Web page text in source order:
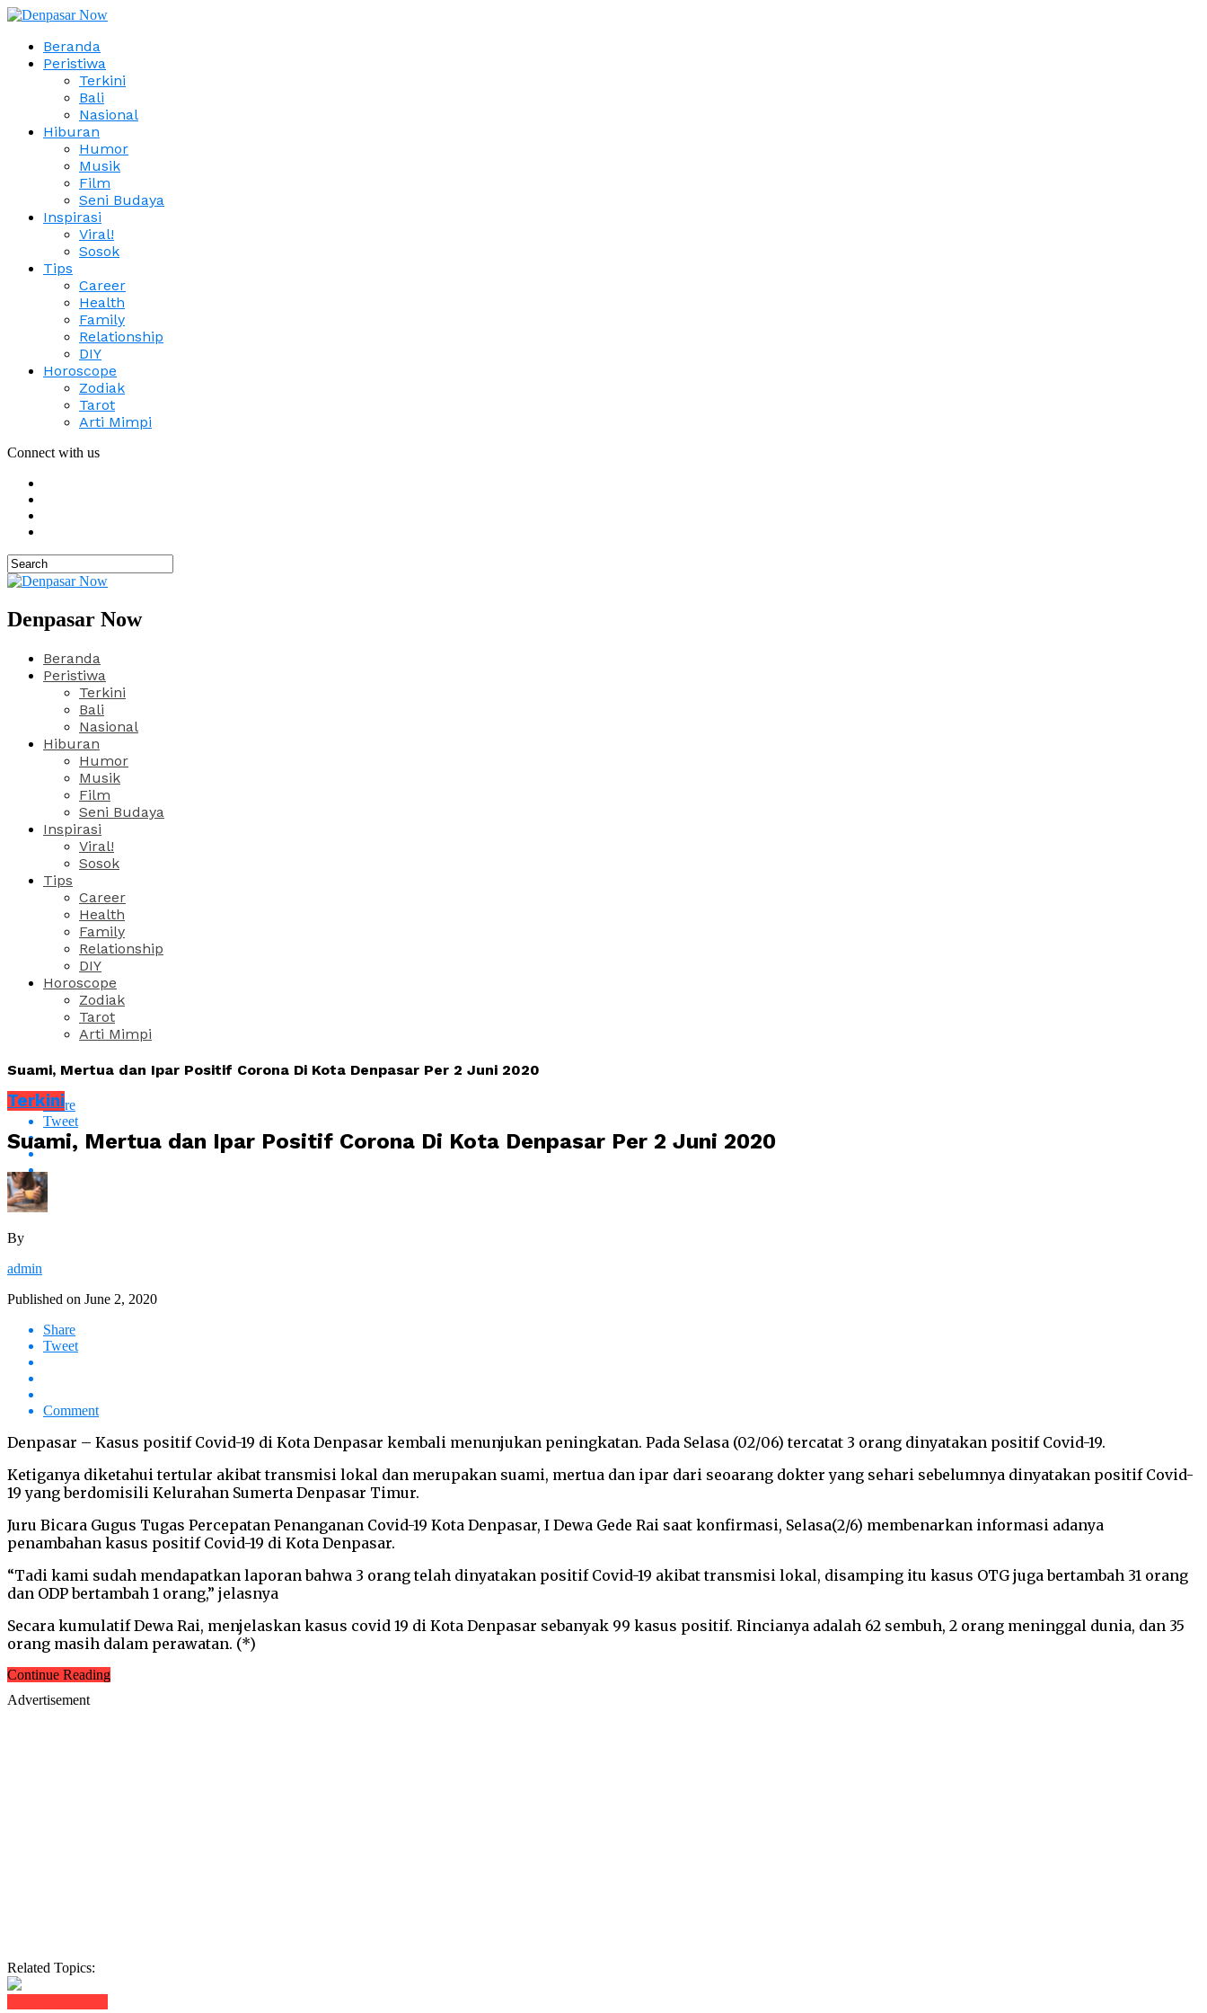
Beranda
Peristiwa
Terkini
Bali
Nasional
Hiburan
Humor
Musik
Film
Seni Budaya
Inspirasi
Viral!
Sosok
Tips
Career
Health
Family
Relationship
DIY
Horoscope
Zodiak
Tarot
Arti Mimpi
Connect with us
Denpasar Now
Beranda
Peristiwa
Terkini
Bali
Nasional
Hiburan
Humor
Musik
Film
Seni Budaya
Inspirasi
Viral!
Sosok
Tips
Career
Health
Family
Relationship
DIY
Horoscope
Zodiak
Tarot
Arti Mimpi
Suami, Mertua dan Ipar Positif Corona Di Kota Denpasar Per 2 Juni 2020
Share
Tweet
Terkini
Suami, Mertua dan Ipar Positif Corona Di Kota Denpasar Per 2 Juni 2020
By
admin
Published on June 2, 2020
Share
Tweet
Comment
Denpasar – Kasus positif Covid-19 di Kota Denpasar kembali menunjukan peningkatan. Pada Selasa (02/06) tercatat 3 orang dinyatakan positif Covid-19.
Ketiganya diketahui tertular akibat transmisi lokal dan merupakan suami, mertua dan ipar dari seoarang dokter yang sehari sebelumnya dinyatakan positif Covid-
19 yang berdomisili Kelurahan Sumerta Denpasar Timur.
Juru Bicara Gugus Tugas Percepatan Penanganan Covid-19 Kota Denpasar, I Dewa Gede Rai saat konfirmasi, Selasa(2/6) membenarkan informasi adanya
penambahan kasus positif Covid-19 di Kota Denpasar.
“Tadi kami sudah mendapatkan laporan bahwa 3 orang telah dinyatakan positif Covid-19 akibat transmisi lokal, disamping itu kasus OTG juga bertambah 31 orang
dan ODP bertambah 1 orang,” jelasnya
Secara kumulatif Dewa Rai, menjelaskan kasus covid 19 di Kota Denpasar sebanyak 99 kasus positif. Rincianya adalah 62 sembuh, 2 orang meninggal dunia, dan 35
orang masih dalam perawatan. (*)
Continue Reading
Advertisement
Related Topics: